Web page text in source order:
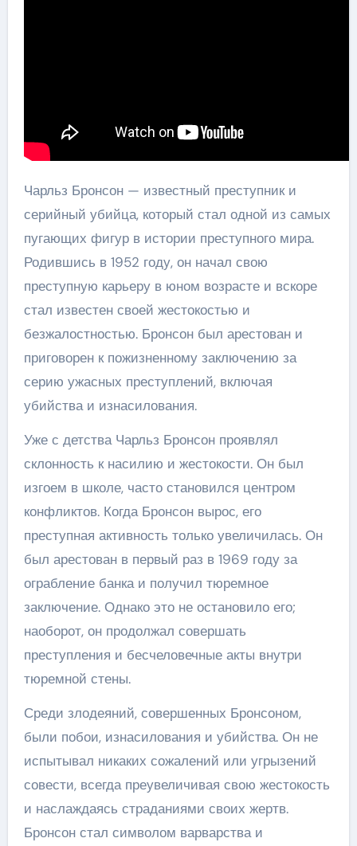
Чарльз Бронсон — известный преступник и
серийный убийца, который стал одной из самых
пугающих фигур в истории преступного мира.
Родившись в 1952 году, он начал свою
преступную карьеру в юном возрасте и вскоре
стал известен своей жестокостью и
безжалостностью. Бронсон был арестован и
приговорен к пожизненному заключению за
серию ужасных преступлений, включая
убийства и изнасилования.
Уже с детства Чарльз Бронсон проявлял
склонность к насилию и жестокости. Он был
изгоем в школе, часто становился центром
конфликтов. Когда Бронсон вырос, его
преступная активность только увеличилась. Он
был арестован в первый раз в 1969 году за
ограбление банка и получил тюремное
заключение. Однако это не остановило его;
наоборот, он продолжал совершать
преступления и бесчеловечные акты внутри
тюремной стены.
Среди злодеяний, совершенных Бронсоном,
были побои, изнасилования и убийства. Он не
испытывал никаких сожалений или угрызений
совести, всегда преувеличивая свою жестокость
и наслаждаясь страданиями своих жертв.
Бронсон стал символом варварства и